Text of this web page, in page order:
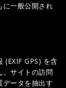
に一般公開され
(EXIF GPS) を含
。サイトの訪問
データを抽出す